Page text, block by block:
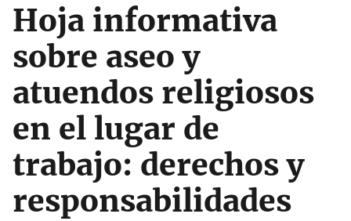
Hoja informativa
sobre aseo y
atuendos religiosos
en el lugar de
trabajo: derechos y
responsabilidades